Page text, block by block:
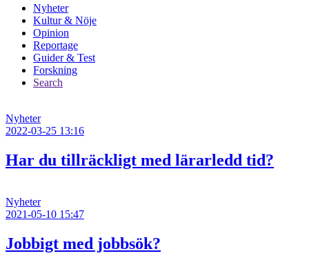
Nyheter
Kultur & Nöje
Opinion
Reportage
Guider & Test
Forskning
Search
Nyheter
2022-03-25 13:16
Har du tillräckligt med lärarledd tid?
Nyheter
2021-05-10 15:47
Jobbigt med jobbsök?